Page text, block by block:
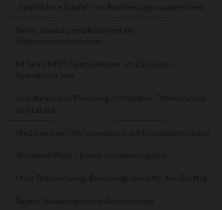
„Sportlichste Schule“ von Brandenburg ausgezeichnet
Berlin: Ganztagsempfehlungen der
Kultusministerkonferenz
60 Jahre MINT-Spezialklassen am Carl-Zeiss-
Gymnasium Jena
Schulfamilien in Pinneberg, Ostholstein, Dithmarschen
und Lübeck
Niedersachsen: Rechtsanspruch auf Ganztagsbetreuung
Rheinland-Pfalz: 58 neue Schulbauprojekte
Stadt Braunschweig: Raumprogramme für den Ganztag
Bayern: Musikbegeisterte Grundschulen